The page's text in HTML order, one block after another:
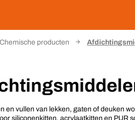
Chemische producten
en vullen van lekken, gaten of deuken
siliconenkitten, acrylaatkitten en PUR